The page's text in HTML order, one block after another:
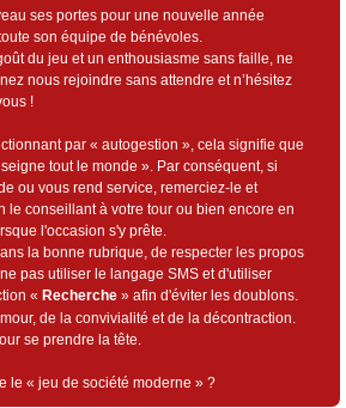
ses portes pour une nouvelle année
son équipe de bénévoles.
du jeu et un enthousiasme sans faille, ne
nous rejoindre sans attendre et n’hésitez
!
par « autogestion », cela signifie que
tout le monde ». Par conséquent, si
ou vous rend service, remerciez-le et
le conseillant à votre tour ou bien encore en
l'occasion s'y prête.
la bonne rubrique, de respecter les propos
pas utiliser le langage SMS et d'utiliser
« Recherche » afin d'éviter les doublons.
de la convivialité et de la décontraction.
se prendre la tête.
le « jeu de société moderne » ?